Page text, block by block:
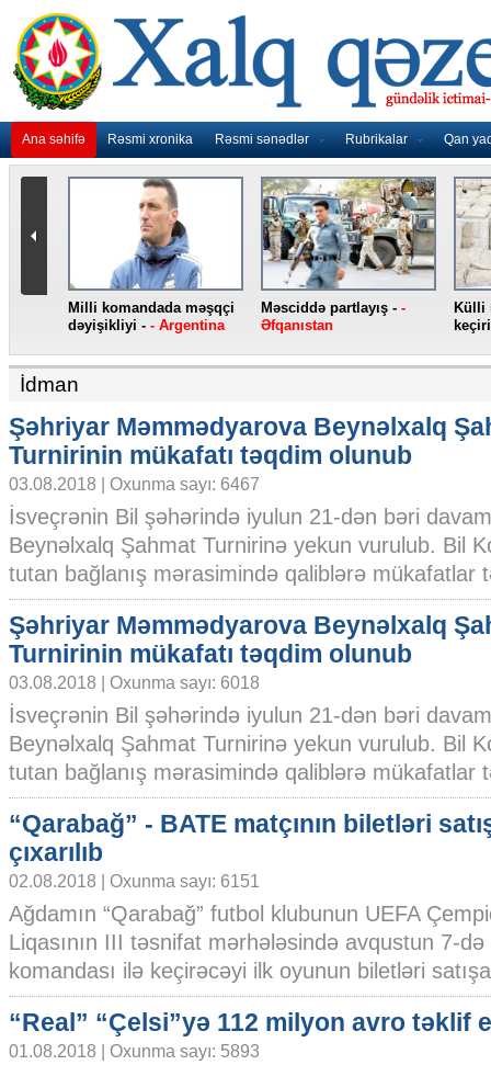
Ana səhifə Rəsmi xronika Rəsmi sənədlər Rubrikalar Qan
miqdarda heroin ələ
- Türkiyə
Jirinovski qarət edilib --
Rusiya
Yeni “iPhone”
smartfonları --
İdman
Şəhriyar Məmmədyarova Beynəlxalq
Turnirinin mükafatı təqdim olunub
03.08.2018 | Oxunma sayı: 6467
İsveçrənin Bil şəhərində iyulun 21-dən bəri
Beynəlxalq Şahmat Turnirinə yekun vurulub. Bil
tutan bağlanış mərasimində qaliblərə mükafatlar
Şəhriyar Məmmədyarova Beynəlxalq
Turnirinin mükafatı təqdim olunub
03.08.2018 | Oxunma sayı: 6018
İsveçrənin Bil şəhərində iyulun 21-dən bəri
Beynəlxalq Şahmat Turnirinə yekun vurulub. Bil
tutan bağlanış mərasimində qaliblərə mükafatlar
“Qarabağ” - BATE matçının biletləri
çıxarılıb
02.08.2018 | Oxunma sayı: 6151
Ağdamın “Qarabağ” futbol klubunun UEFA
Liqasının III təsnifat mərhələsində avqustun 7-
komandası ilə keçirəcəyi ilk oyunun biletləri
“Real” “Çelsi”yə 112 milyon avro təklif
01.08.2018 | Oxunma sayı: 5893